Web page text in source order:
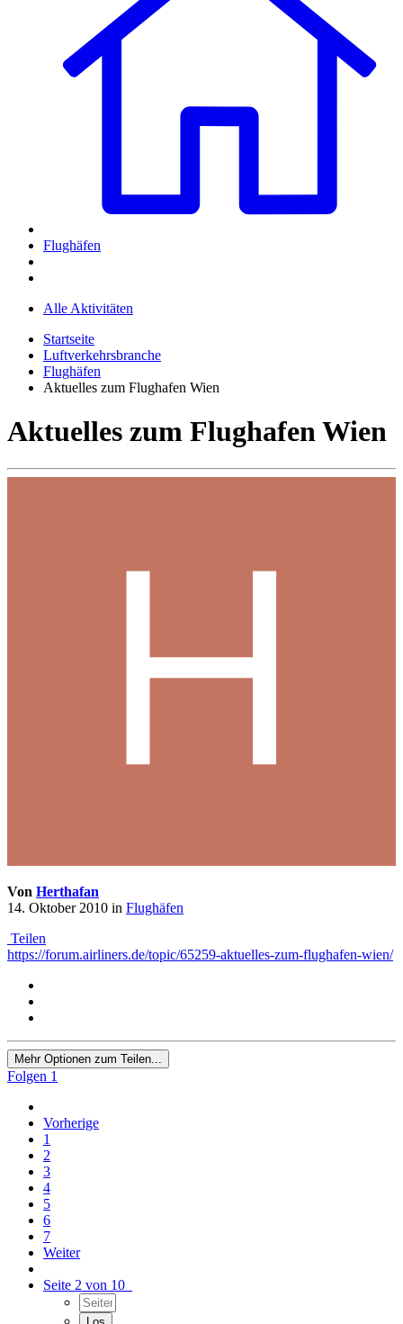
Flughäfen
Alle Aktivitäten
Startseite
Luftverkehrsbranche
Flughäfen
Aktuelles zum Flughafen Wien
Aktuelles zum Flughafen Wien
Von Herthafan
14. Oktober 2010 in Flughäfen
Teilen
https://forum.airliners.de/topic/65259-aktuelles-zum-flughafen-wien/
Mehr Optionen zum Teilen...
Folgen 1
Vorherige
1
2
3
4
5
6
7
Weiter
Seite 2 von 10